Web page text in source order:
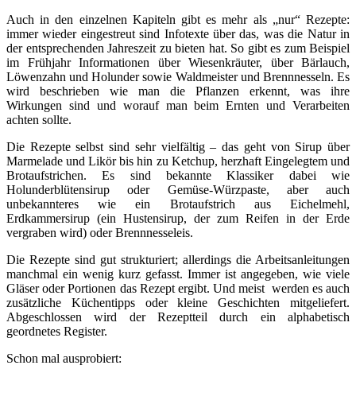
Auch in den einzelnen Kapiteln gibt es mehr als „nur“ Rezepte:
immer wieder eingestreut sind Infotexte über das, was die Natur in
der entsprechenden Jahreszeit zu bieten hat. So gibt es zum Beispiel
im Frühjahr Informationen über Wiesenkräuter, über Bärlauch,
Löwenzahn und Holunder sowie Waldmeister und Brennnesseln. Es
wird beschrieben wie man die Pflanzen erkennt, was ihre
Wirkungen sind und worauf man beim Ernten und Verarbeiten
achten sollte.
Die Rezepte selbst sind sehr vielfältig – das geht von Sirup über
Marmelade und Likör bis hin zu Ketchup, herzhaft Eingelegtem und
Brotaufstrichen. Es sind bekannte Klassiker dabei wie
Holunderblütensirup oder Gemüse-Würzpaste, aber auch
unbekannteres wie ein Brotaufstrich aus Eichelmehl,
Erdkammersirup (ein Hustensirup, der zum Reifen in der Erde
vergraben wird) oder Brennnesseleis.
Die Rezepte sind gut strukturiert; allerdings die Arbeitsanleitungen
manchmal ein wenig kurz gefasst. Immer ist angegeben, wie viele
Gläser oder Portionen das Rezept ergibt. Und meist werden es auch
zusätzliche Küchentipps oder kleine Geschichten mitgeliefert.
Abgeschlossen wird der Rezeptteil durch ein alphabetisch
geordnetes Register.
Schon mal ausprobiert: